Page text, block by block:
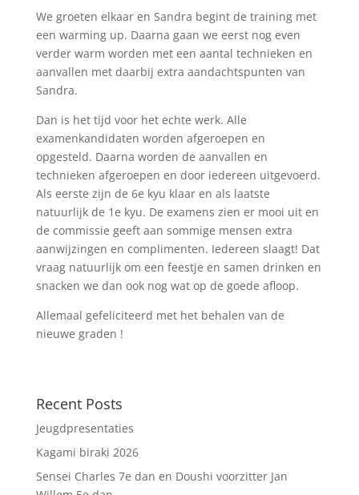
We groeten elkaar en Sandra begint de training met
een warming up. Daarna gaan we eerst nog even
verder warm worden met een aantal technieken en
aanvallen met daarbij extra aandachtspunten van
Sandra.
Dan is het tijd voor het echte werk. Alle
examenkandidaten worden afgeroepen en
opgesteld. Daarna worden de aanvallen en
technieken afgeroepen en door iedereen uitgevoerd.
Als eerste zijn de 6e kyu klaar en als laatste
natuurlijk de 1e kyu. De examens zien er mooi uit en
de commissie geeft aan sommige mensen extra
aanwijzingen en complimenten. Iedereen slaagt! Dat
vraag natuurlijk om een feestje en samen drinken en
snacken we dan ook nog wat op de goede afloop.
Allemaal gefeliciteerd met het behalen van de
nieuwe graden !
Recent Posts
Jeugdpresentaties
Kagami biraki 2026
Sensei Charles 7e dan en Doushi voorzitter Jan